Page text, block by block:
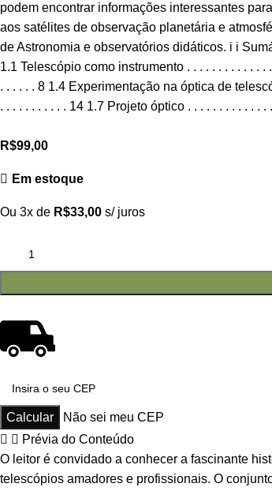
podem encontrar informações interessantes
aos satélites de observação planetária e
de Astronomia e observatórios didáticos. i i
1.1 Telescópio como instrumento . . . . . . . . . . . .
. . . . . . 8 1.4 Experimentação na óptica de
. . . . . . . . . . . 14 1.7 Projeto óptico . . . . . . . . . . . .
R$99,00
Em estoque
Ou 3x de R$33,00 s/ juros
Não sei meu CEP
Prévia do Conteúdo
O leitor é convidado a conhecer a fascinante
telescópios amadores e profissionais. O